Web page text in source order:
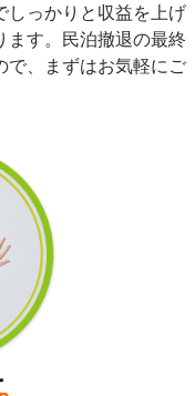
しっかりと収益を上げ
ます。民泊撤退の最終
で、まずはお気軽にご